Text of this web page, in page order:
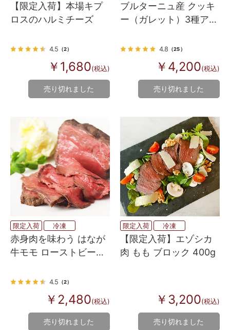
【限定入荷】本場キプ
ロスのハルミチーズ
4.5 （2）
￥1,680(税込)
売り切れました
ブルターニュ産 クッキ
ー（ガレット）3種アソ
4.8 （25）
￥4,200(税込)
売り切れました
限定入荷 冷凍
赤身肉を味わう はなが
牛モモ ローストビーフ
4.5 （2）
￥2,480(税込)
売り切れました
限定入荷 冷凍
【限定入荷】エゾシカ
肉 もも ブロック 400g
￥3,200(税込)
売り切れました